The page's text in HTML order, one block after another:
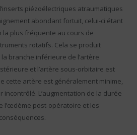
piézoélectriques atraumatiques
abondant fortuit, celui-ci étant
la plus fréquente au cours de
rotatifs. Cela se produit
branche inférieure de l’artère
et l’artère sous-orbitaire est
cette artère est généralement minime,
L’augmentation de la durée
l’œdème post-opératoire et les